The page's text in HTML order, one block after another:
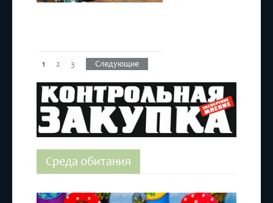
1 2 3 Следующие
Среда обитания